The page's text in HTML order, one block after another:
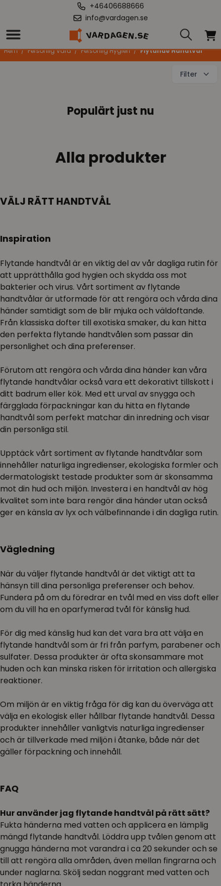
+46406688666
info@vardagen.se
Flytande Handtvål
Hem / Personlig Vård / Personlig Hygien / Flytande Handtvål
Filter
Populärt just nu
Alla produkter
VÄLJ RÄTT HANDTVÅL
Inspiration
Flytande handtvål är en viktig del av vår dagliga rutin för
att upprätthålla god hygien och skydda oss mot
bakterier och virus. Vårt sortiment av flytande
handtvålar är utformade för att rengöra och vårda dina
händer samtidigt som de blir mjuka och väldoftande.
Från klassiska dofter till exotiska smaker, du kan hitta
den perfekta flytande handtvålen som passar din
personlighet och dina preferenser.
Förutom att rengöra och vårda dina händer kan våra
flytande handtvålar också vara ett dekorativt tillskott i
ditt badrum eller kök. Med ett urval av snygga och
färgglada förpackningar kan du hitta en flytande
handtvål som perfekt matchar din inredning och visar
din personliga stil.
Upptäck vårt sortiment av flytande handtvålar som
innehåller naturliga ingredienser, ekologiska formler och
dermatologiskt testade produkter som är skonsamma
mot din hud och miljön. Investera i en handtvål av hög
kvalitet som inte bara rengör dina händer utan också
ger en känsla av lyx och välbefinnande i din dagliga rutin.
Vägledning
När du väljer flytande handtvål är det viktigt att ta
hänsyn till dina personliga preferenser och behov.
Fundera på om du föredrar en tvål med en viss doft eller
om du vill ha en oparfymerad tvål för känslig hud.
För dig med känslig hud kan det vara bra att välja en
flytande handtvål som är fri från parfym, parabener och
sulfater. Dessa produkter är ofta skonsammare mot
huden och kan minska risken för irritation och allergiska
reaktioner.
Om miljön är en viktig fråga för dig kan du överväga att
välja en ekologisk eller hållbar flytande handtvål. Dessa
produkter innehåller vanligtvis naturliga ingredienser
och är tillverkade med miljön i åtanke, både när det
gäller förpackning och innehåll.
FAQ
Hur använder jag flytande handtvål på rätt sätt?
Fukta händerna med vatten och applicera en lämplig
mängd flytande handtvål. Löddra upp tvålen genom att
gnugga händerna mot varandra i ca 20 sekunder och se
till att rengöra alla områden, även mellan fingrarna och
under naglarna. Skölj sedan noggrant med vatten och